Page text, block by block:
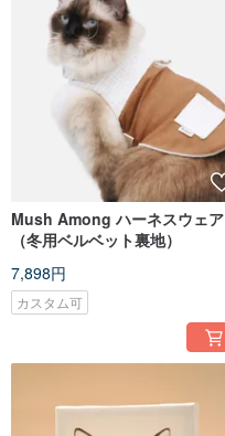
Mush Among ハーネスウェア
（冬用ベルベット裏地）
7,898円
カスタム可